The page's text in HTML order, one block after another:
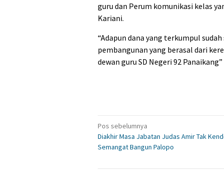
guru dan Perum komunikasi kelas
Kariani.
“Adapun dana yang terkumpul
pembangunan yang berasal dari
dewan guru SD Negeri 92
Navigasi
pos
Pos sebelumnya
Diakhir Masa Jabatan Judas Amir Tak
Semangat Bangun Palopo